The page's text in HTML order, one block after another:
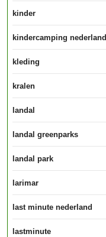
kinder
kindercamping nederland
kleding
kralen
landal
landal greenparks
landal park
larimar
last minute nederland
lastminute